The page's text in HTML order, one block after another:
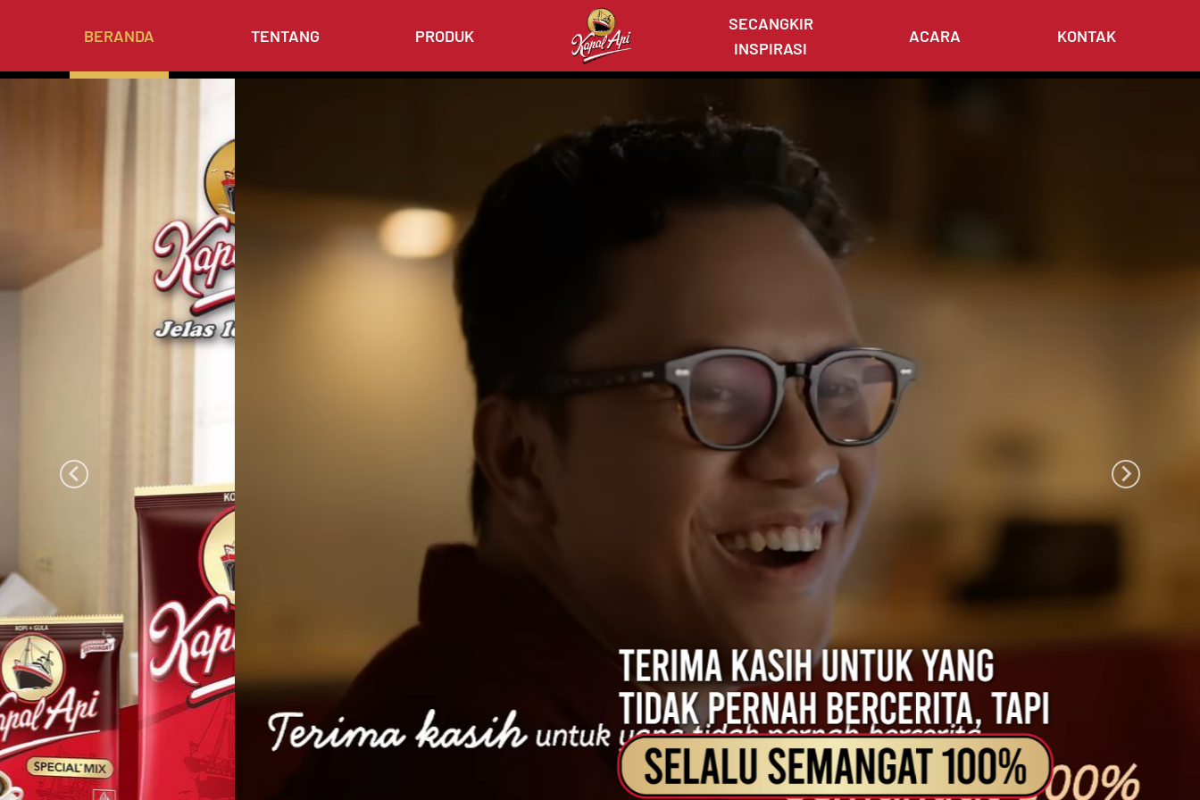
BERANDA TENTANG PRODUK
SECANGKIR
INSPIRASI
ACARA KONTAK